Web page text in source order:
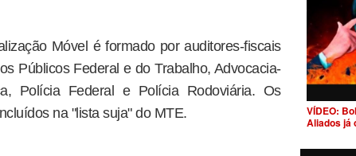
Móvel é formado por auditores-fiscais
Públicos Federal e do Trabalho, Advocacia-
Polícia Federal e Polícia Rodoviária. Os
na "lista suja" do MTE.
VÍDEO:
Aliados já